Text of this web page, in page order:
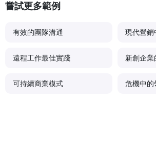
嘗試更多範例
有效的團隊溝通 現代營銷
遠程工作最佳實踐 新創企
可持續商業模式 危機中的